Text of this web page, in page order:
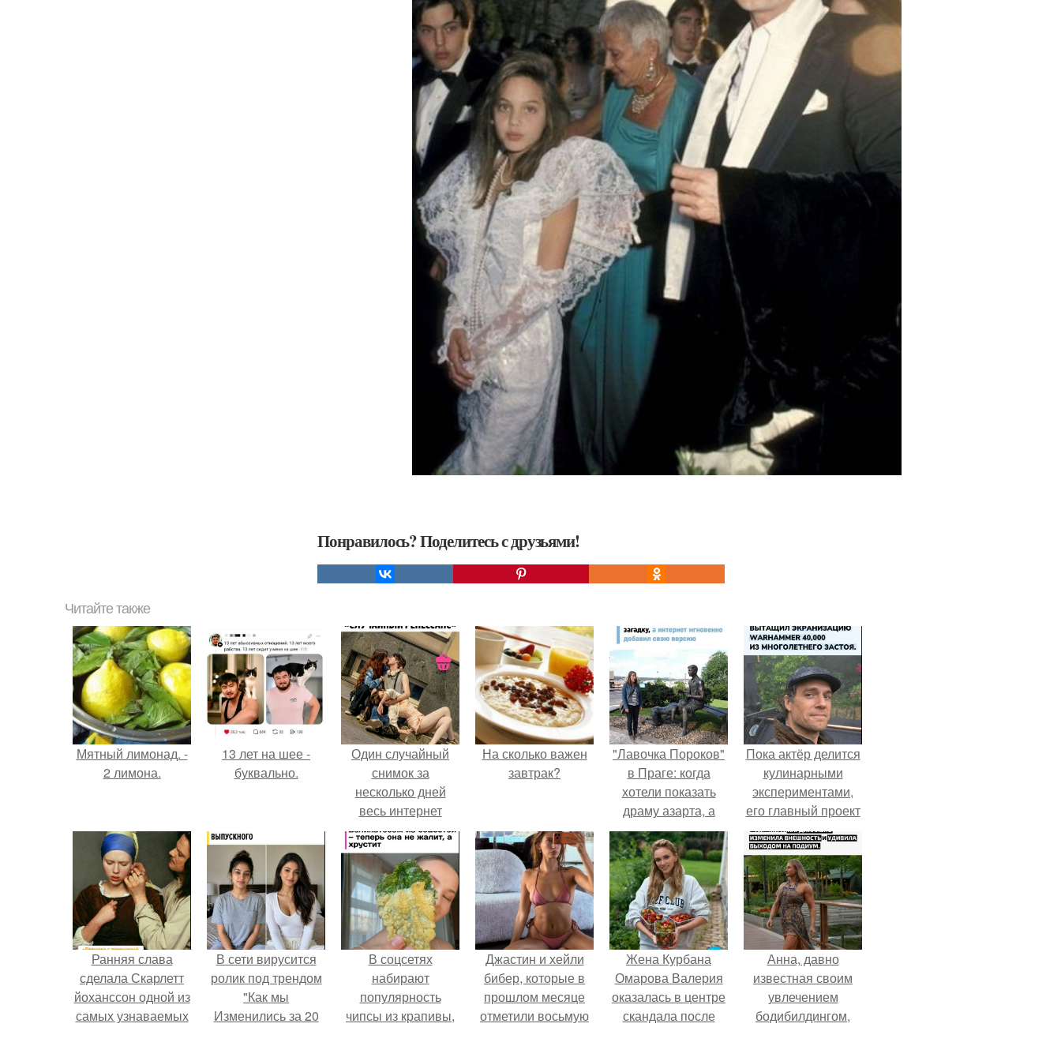
Понравилось? Поделитесь с друзьями!
Читайте также
Мятный лимонад. -
2 лимона.
13 лет на шее -
буквально.
Один случайный
снимок за
несколько дней
весь интернет
облетел.
На сколько важен
завтрак?
"Лавочка Пороков"
в Праге: когда
хотели показать
драму азарта, а
получился 18+.
Пока актёр делится
кулинарными
экспериментами,
его главный проект
сделал серьёзный
шаг вперёд.
Ранняя слава
сделала Скарлетт
йоханссон одной из
самых узнаваемых
В сети вирусится
ролик под трендом
"Как мы
Изменились за 20
В соцсетях
набирают
популярность
чипсы из крапивы,
Джастин и хейли
бибер, которые в
прошлом месяце
отметили восьмую
Жена Курбана
Омарова Валерия
оказалась в центре
скандала после
Анна, давно
известная своим
увлечением
бодибилдингом,